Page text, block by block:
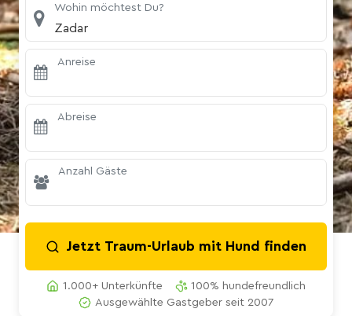
Wohin möchtest Du?
Zadar
Anreise
Abreise
Anzahl Gäste
Jetzt Traum-Urlaub mit Hund finden
1.000+ Unterkünfte
100% hundefreundlich
Ausgewählte Gastgeber seit 2007